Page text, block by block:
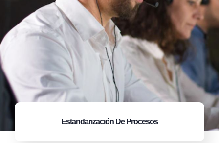
Estandarización De Procesos